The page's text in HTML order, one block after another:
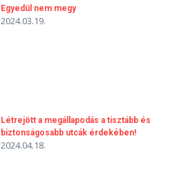
Egyedül nem megy
2024.03.19.
Létrejött a megállapodás a tisztább és
biztonságosabb utcák érdekében!
2024.04.18.